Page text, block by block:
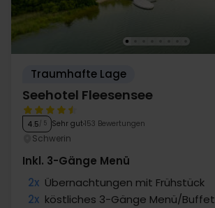
Traumhafte Lage
Seehotel Fleesensee
4.5/ 5 Sehr gut 153 Bewertungen
Schwerin
Inkl. 3-Gänge Menü
2x Übernachtungen mit Frühstück
2x köstliches 3-Gänge Menü/Buffet